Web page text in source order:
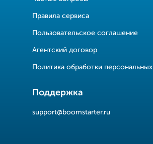
Правила сервиса
Пользовательское соглашение
Агентский договор
Политика обработки
Поддержка
support@boomstarter.ru